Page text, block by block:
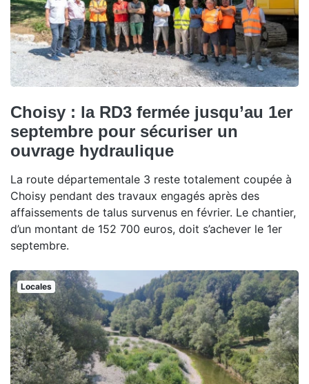
Choisy : la RD3 fermée jusqu’au 1er
septembre pour sécuriser un
ouvrage hydraulique
La route départementale 3 reste totalement coupée à
Choisy pendant des travaux engagés après des
affaissements de talus survenus en février. Le chantier,
d’un montant de 152 700 euros, doit s’achever le 1er
septembre.
Locales